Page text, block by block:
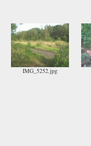
IMG_5252.jpg